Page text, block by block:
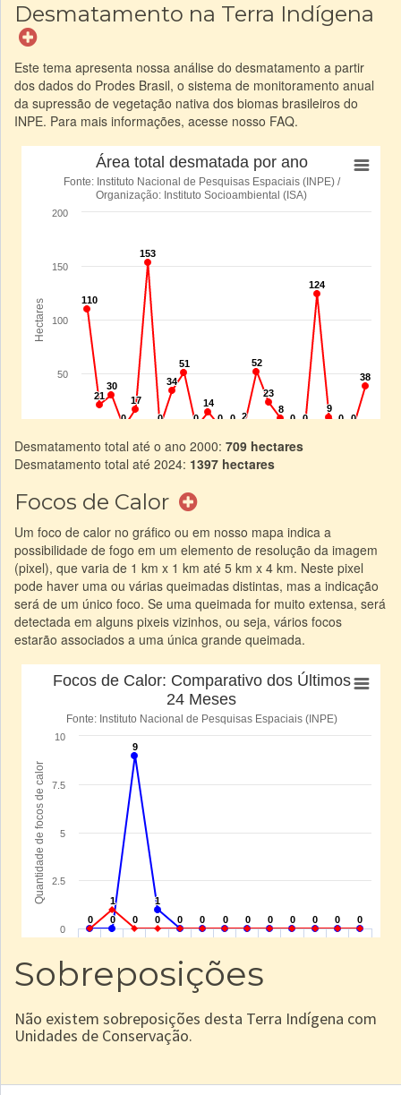
Desmatamento na Terra Indígena
Este tema apresenta nossa análise do desmatamento a partir
dos dados do Prodes Brasil, o sistema de monitoramento anual
da supressão de vegetação nativa dos biomas brasileiros do
INPE. Para mais informações, acesse nosso FAQ.
Desmatamento total até o ano 2000: 709 hectares
Desmatamento total até 2024: 1397 hectares
Focos de Calor
Um foco de calor no gráfico ou em nosso mapa indica a
possibilidade de fogo em um elemento de resolução da imagem
(pixel), que varia de 1 km x 1 km até 5 km x 4 km. Neste pixel
pode haver uma ou várias queimadas distintas, mas a indicação
será de um único foco. Se uma queimada for muito extensa, será
detectada em alguns pixeis vizinhos, ou seja, vários focos
estarão associados a uma única grande queimada.
Sobreposições
Não existem sobreposições desta Terra Indígena com
Unidades de Conservação.